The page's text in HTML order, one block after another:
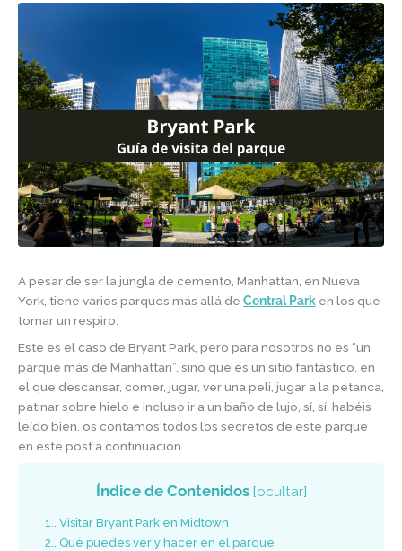
A pesar de ser la jungla de cemento, Manhattan, en Nueva
York, tiene varios parques más allá de Central Park en los que
tomar un respiro.
Este es el caso de Bryant Park, pero para nosotros no es “un
parque más de Manhattan”, sino que es un sitio fantástico, en
el que descansar, comer, jugar, ver una peli, jugar a la petanca,
patinar sobre hielo e incluso ir a un baño de lujo, sí, sí, habéis
leído bien. os contamos todos los secretos de este parque
en este post a continuación.
Índice de Contenidos [ocultar]
1. Visitar Bryant Park en Midtown
2. Qué puedes ver y hacer en el parque